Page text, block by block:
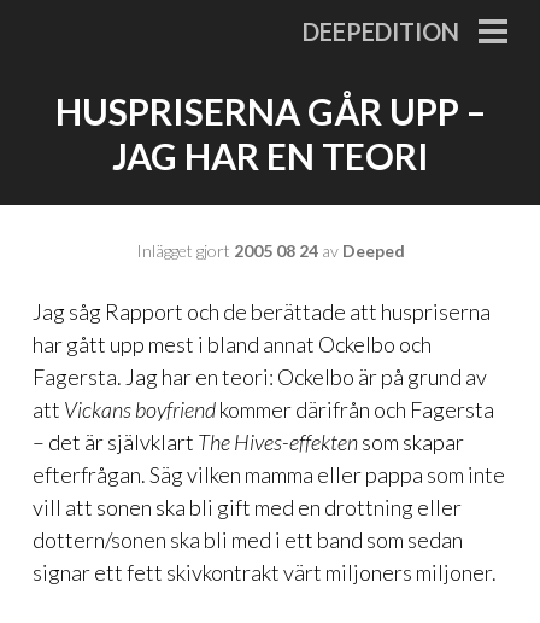
DEEPEDITION
HUSPRISERNA GÅR UPP –
JAG HAR EN TEORI
Inlägget gjort 2005 08 24av Deeped
Jag såg Rapport och de berättade att huspriserna
har gått upp mest i bland annat Ockelbo och
Fagersta. Jag har en teori: Ockelbo är på grund av
att Vickans boyfriendkommer därifrån och Fagersta
– det är självklart The Hives-effektensom skapar
efterfrågan. Säg vilken mamma eller pappa som inte
vill att sonen ska bli gift med en drottning eller
dottern/sonen ska bli med i ett band som sedan
signar ett fett skivkontrakt värt miljoners miljoner.